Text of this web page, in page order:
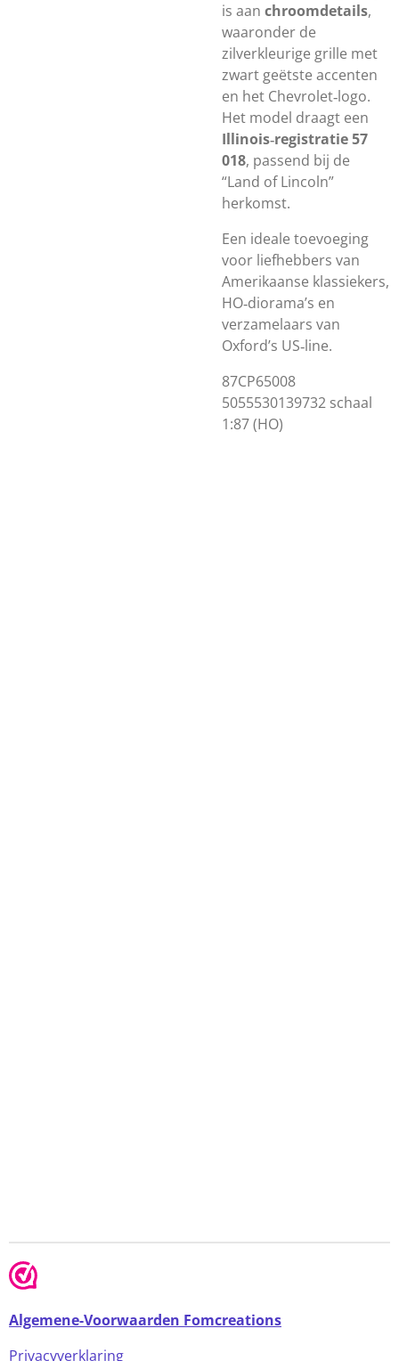
is aan chroomdetails,
waaronder de
zilverkleurige grille met
zwart geëtste accenten
en het Chevrolet‑logo.
Het model draagt een
Illinois‑registratie 57
018, passend bij de
“Land of Lincoln”
herkomst.
Een ideale toevoeging
voor liefhebbers van
Amerikaanse klassiekers,
HO‑diorama’s en
verzamelaars van
Oxford’s US‑line.
87CP65008
5055530139732 schaal
1:87 (HO)
Algemene-Voorwaarden Fomcreations
Privacyverklaring